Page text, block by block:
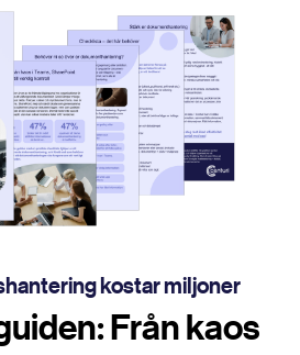
kostar miljoner
Från kaos